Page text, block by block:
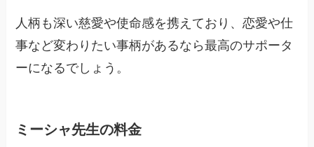
人柄も深い慈愛や使命感を携えており、恋愛や仕
事など変わりたい事柄があるなら最高のサポータ
ーになるでしょう。
ミーシャ先生の料金